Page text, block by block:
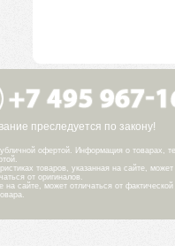
преследуется по закону!
офертой. Информация о товарах,
товаров, указанная на сайте,
от оригиналов.
на сайте, может отличаться от